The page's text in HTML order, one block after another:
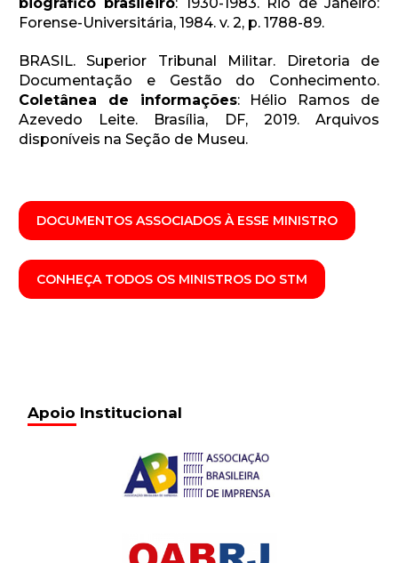
Forense-Universitária, 1984. v. 2, p. 1788-89.
BRASIL. Superior Tribunal Militar. Diretoria de
Documentação e Gestão do Conhecimento.
Coletânea de informações: Hélio Ramos de
Azevedo Leite. Brasília, DF, 2019. Arquivos
disponíveis na Seção de Museu.
DOCUMENTOS ASSOCIADOS À ESSE MINISTRO
CONHEÇA TODOS OS MINISTROS DO STM
Apoio Institucional